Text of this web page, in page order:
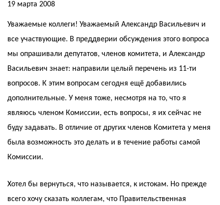
19 марта 2008
Уважаемые коллеги! Уважаемый Александр Васильевич и
все участвующие. В преддверии обсуждения этого вопроса
мы опрашивали депутатов, членов комитета, и Александр
Васильевич знает: направили целый перечень из 11-ти
вопросов. К этим вопросам сегодня ещё добавились
дополнительные. У меня тоже, несмотря на то, что я
являюсь членом Комиссии, есть вопросы, я их сейчас не
буду задавать. В отличие от других членов Комитета у меня
была возможность это делать и в течение работы самой
Комиссии.
Хотел бы вернуться, что называется, к истокам. Но прежде
всего хочу сказать коллегам, что Правительственная